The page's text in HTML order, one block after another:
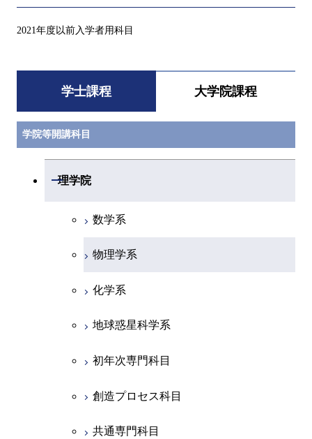
2021年度以前入学者用科目
学士課程 大学院課程
学院等開講科目
理学院
開閉
数学系
物理学系
化学系
地球惑星科学系
初年次専門科目
創造プロセス科目
共通専門科目